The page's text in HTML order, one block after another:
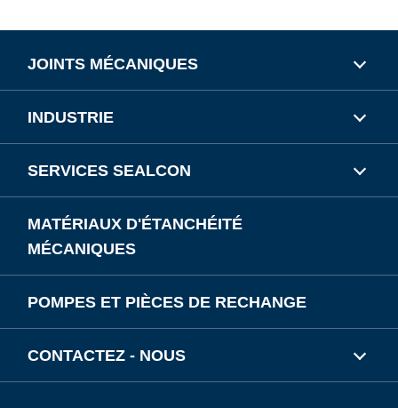
JOINTS MÉCANIQUES
INDUSTRIE
SERVICES SEALCON
MATÉRIAUX D'ÉTANCHÉITÉ
MÉCANIQUES
POMPES ET PIÈCES DE RECHANGE
CONTACTEZ - NOUS